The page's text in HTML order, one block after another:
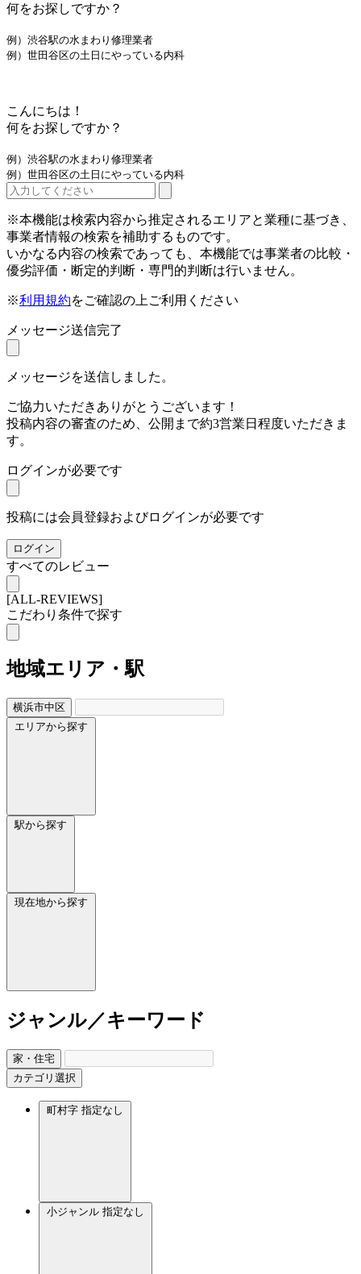
何をお探しですか？
例）渋谷駅の水まわり修理業者
例）世田谷区の土日にやっている内科
こんにちは！
何をお探しですか？
例）渋谷駅の水まわり修理業者
例）世田谷区の土日にやっている内科
※本機能は検索内容から推定されるエリアと業種に基づき、
事業者情報の検索を補助するものです。
いかなる内容の検索であっても、本機能では事業者の比較・
優劣評価・断定的判断・専門的判断は行いません。
※利用規約をご確認の上ご利用ください
メッセージ送信完了
メッセージを送信しました。
ご協力いただきありがとうございます！
投稿内容の審査のため、公開まで約3営業日程度いただきま
す。
ログインが必要です
投稿には会員登録およびログインが必要です
ログイン
すべてのレビュー
[ALL-REVIEWS]
こだわり条件で探す
地域エリア・駅
横浜市中区
エリアから探す
駅から探す
現在地から探す
ジャンル／キーワード
家・住宅
カテゴリ選択
町村字 指定なし
小ジャンル 指定なし